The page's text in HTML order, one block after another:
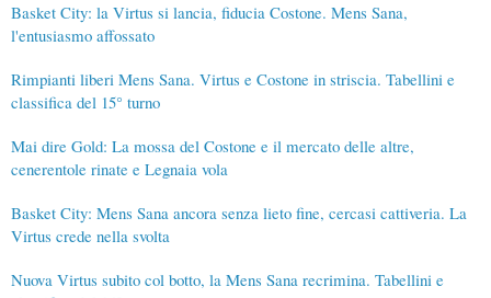
Basket City: la Virtus si lancia, fiducia Costone. Mens Sana,
l'entusiasmo affossato
Rimpianti liberi Mens Sana. Virtus e Costone in striscia. Tabellini e
classifica del 15° turno
Mai dire Gold: La mossa del Costone e il mercato delle altre,
cenerentole rinate e Legnaia vola
Basket City: Mens Sana ancora senza lieto fine, cercasi cattiveria. La
Virtus crede nella svolta
Nuova Virtus subito col botto, la Mens Sana recrimina. Tabellini e